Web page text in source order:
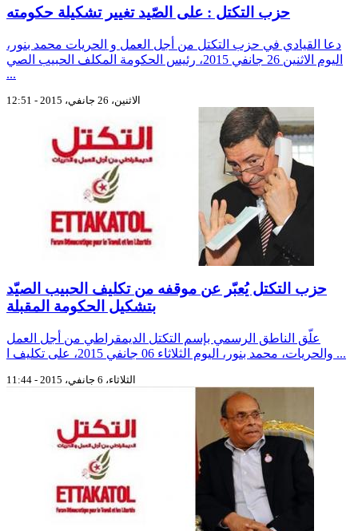
حزب التكتل : على الصّيد تغيير تشكيلة حكومته
دعا القيادي في حزب التكتل من أجل العمل و الحريات محمد بنور،
اليوم الاثنين 26 جانفي 2015، رئيس الحكومة المكلف الحبيب الصي
...
الاثنين، 26 جانفي، 2015 - 12:51
حزب التكتل يُعبّر عن موقفه من تكليف الحبيب الصيّد
بتشكيل الحكومة المقبلة
علّق الناطق الرسمي بإسم التكتل الديمقراطي من أجل العمل
والحريات، محمد بنور، اليوم الثلاثاء 06 جانفي 2015، على تكليف ا ...
الثلاثاء، 6 جانفي، 2015 - 11:44